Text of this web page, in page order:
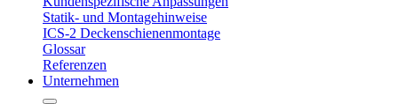
Statik- und Montagehinweise
ICS-2 Deckenschienenmontage
Glossar
Referenzen
Unternehmen